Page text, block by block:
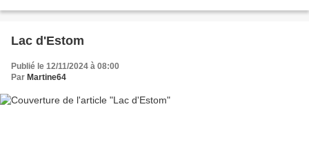
Lac d'Estom
Publié le 12/11/2024 à 08:00
Par Martine64